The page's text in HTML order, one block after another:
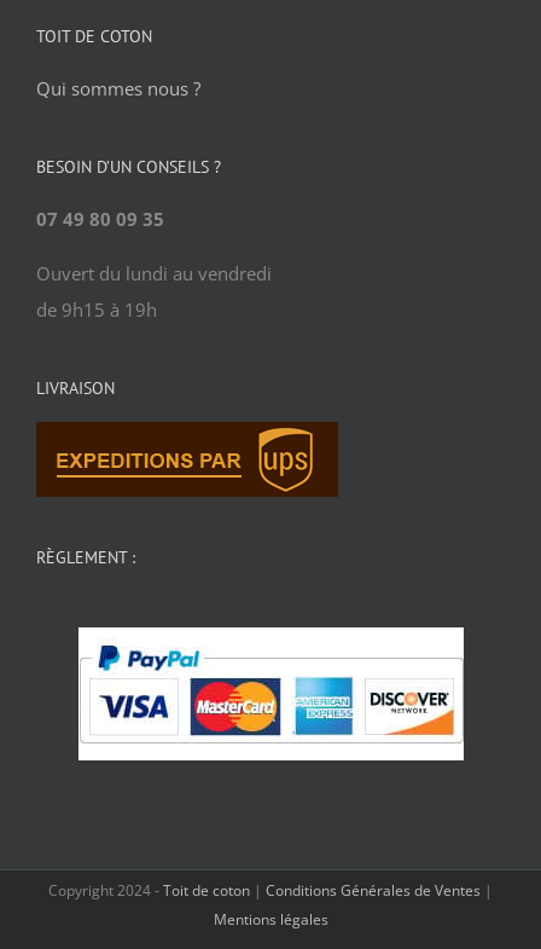
TOIT DE COTON
Qui sommes nous ?
BESOIN D’UN CONSEILS ?
07 49 80 09 35
Ouvert du lundi au vendredi
de 9h15 à 19h
LIVRAISON
RÈGLEMENT :
Copyright 2024 -Toit de coton | Conditions Générales de Ventes |
Mentions légales